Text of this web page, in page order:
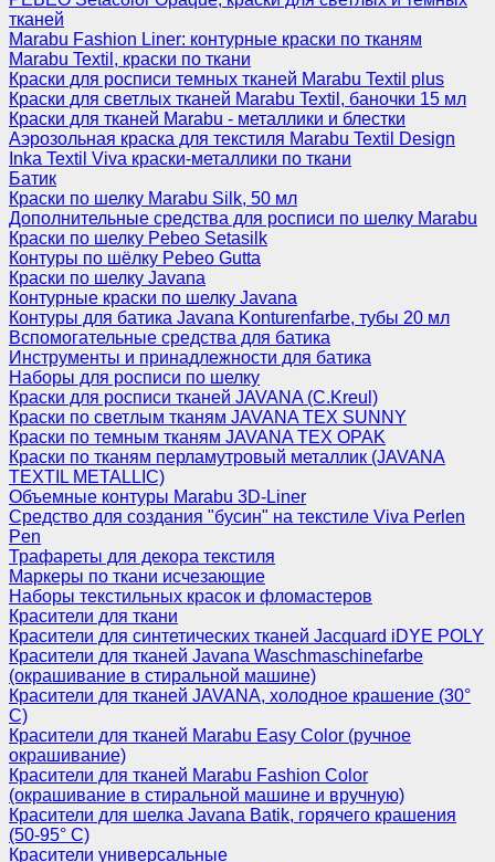
тканей
Marabu Fashion Liner: контурные краски по тканям
Marabu Textil, краски по ткани
Краски для росписи темных тканей Marabu Textil plus
Краски для светлых тканей Marabu Textil, баночки 15 мл
Краски для тканей Marabu - металлики и блестки
Аэрозольная краска для текстиля Marabu Textil Design
Inka Textil Viva краски-металлики по ткани
Батик
Краски по шелку Marabu Silk, 50 мл
Дополнительные средства для росписи по шелку Marabu
Краски по шелку Pebeo Setasilk
Контуры по шёлку Pebeo Gutta
Краски по шелку Javana
Контурные краски по шелку Javana
Контуры для батика Javana Konturenfarbe, тубы 20 мл
Вспомогательные средства для батика
Инструменты и принадлежности для батика
Наборы для росписи по шелку
Краски для росписи тканей JAVANA (C.Kreul)
Краски по светлым тканям JAVANA TEX SUNNY
Краски по темным тканям JAVANA TEX OPAK
Краски по тканям перламутровый металлик (JAVANA
TEXTIL METALLIC)
Объемные контуры Marabu 3D-Liner
Средство для создания "бусин" на текстиле Viva Perlen
Pen
Трафареты для декора текстиля
Маркеры по ткани исчезающие
Наборы текстильных красок и фломастеров
Красители для ткани
Красители для синтетических тканей Jacquard iDYE POLY
Красители для тканей Javana Waschmaschinefarbe
(окрашивание в стиральной машине)
Красители для тканей JAVANA, холодное крашение (30°
С)
Красители для тканей Marabu Easy Color (ручное
окрашивание)
Красители для тканей Marabu Fashion Color
(окрашивание в стиральной машине и вручную)
Красители для шелка Javana Batik, горячего крашения
(50-95° С)
Красители универсальные